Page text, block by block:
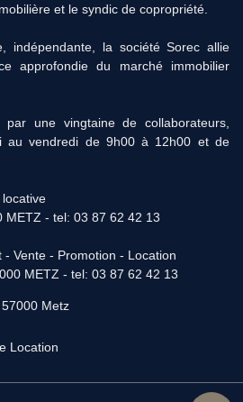
et le syndic de copropriété.
indépendante, la société Sorec allie
approfondie du marché immobilier
par une vingtaine de collaborateurs,
au vendredi de 9h00 à 12h00 et de
METZ - tel: 03 87 62 42 13
- Vente - Promotion - Location
METZ - tel: 03 87 62 42 13
Metz
Location